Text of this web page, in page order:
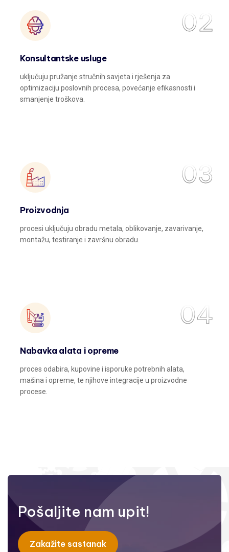
02
Konsultantske usluge
uključuju pružanje stručnih savjeta i rješenja za
optimizaciju poslovnih procesa, povećanje efikasnosti i
smanjenje troškova.
03
Proizvodnja
procesi uključuju obradu metala, oblikovanje, zavarivanje,
montažu, testiranje i završnu obradu.
04
Nabavka alata i opreme
proces odabira, kupovine i isporuke potrebnih alata,
mašina i opreme, te njihove integracije u proizvodne
procese.
Pošaljite nam upit!
Zakažite sastanak